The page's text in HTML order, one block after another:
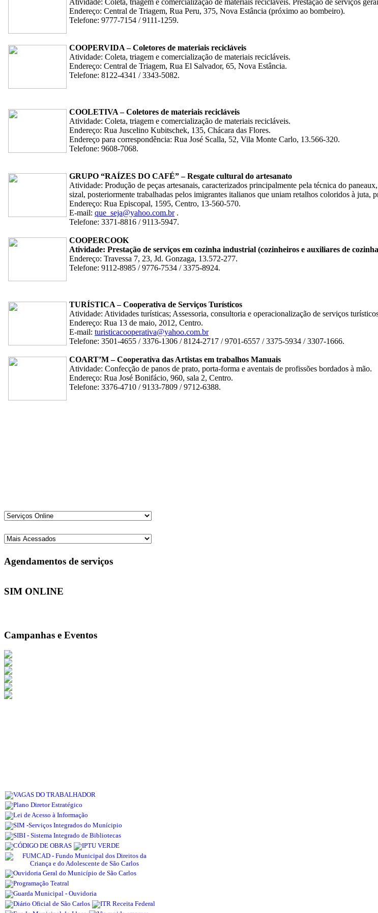
Atividade: Coleta, triagem e comercialização de materiais recicláveis. Prestação de serviços
Endereço: Central de Triagem, Rua Peru, 375, Nova Estância (próximo ao bombeiro).
Telefone: 9777-7154 / 9111-1259.
COOPERVIDA – Coletores de materiais recicláveis
Atividade: Coleta, triagem e comercialização de materiais recicláveis.
Endereço: Central de Triagem, Rua El Salvador, 65, Nova Estância.
Telefone: 8122-4341 / 3343-5082.
COOLETIVA – Coletores de materiais recicláveis
Atividade: Coleta, triagem e comercialização de materiais recicláveis.
Endereço: Rua Juscelino Kubitschek, 135, Chácara das Flores.
Endereço para correspondência: Rua José Scalla, 52, Vila Monte Carlo, 13.566-320.
Telefone: 9608-7068.
GRUPO “RAÍZES DO CAFÉ” – Resgate cultural do artesanato
Atividade: Produção de peças artesanais, caracterizados principalmente pela técnica do
sizal, posteriormente trabalhadas pelos imigrantes italianos que uniam retalhos coloridos à juta,
Endereço: Rua Episcopal, 1595, Centro, 13-560-570.
E-mail: que_seja@yahoo.com.br .
Telefone: 3371-8816 / 9113-5947.
COOPERCOOK
Atividade: Prestação de serviços em cozinha industrial (cozinheiros e auxiliares de
Endereço: Travessa 7, 23, Jd. Gonzaga, 13.572-277.
Telefone: 9112-8985 / 9776-7534 / 3375-8924.
TURÍSTICA – Cooperativa de Serviços Turísticos
Atividade: Atividades turísticas; Assessoria, consultoria e operacionalização de serviços
Endereço: Rua 13 de maio, 2012, Centro.
E-mail: turisticacooperativa@yahoo.com.br
Telefone: 3501-4655 / 3376-1306 / 8124-2717 / 9701-6557 / 3375-5934 / 3307-1666.
COART’M – Cooperativa das Artistas em trabalhos Manuais
Atividade: Confecção de panos de prato, porta-forma e aventais de profissões bordados à mão.
Endereço: Rua José Bonifácio, 960, sala 2, Centro.
Telefone: 3376-4710 / 9133-7809 / 9712-6388.
Agendamentos de serviços
SIM ONLINE
Campanhas e Eventos